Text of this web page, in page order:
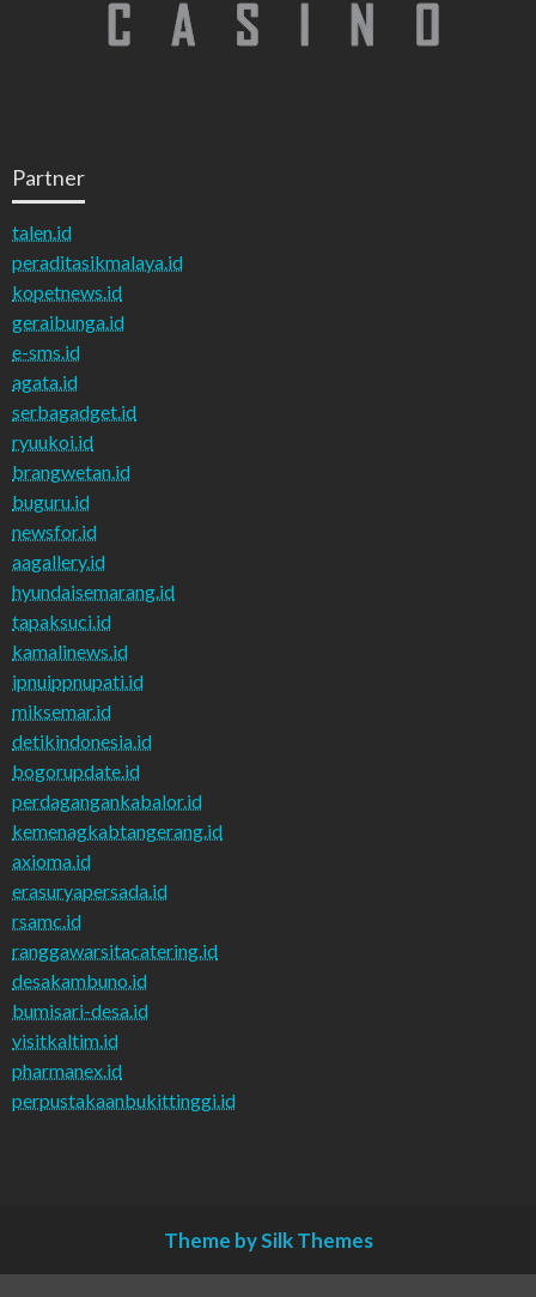
Partner
talen.id
peraditasikmalaya.id
kopetnews.id
geraibunga.id
e-sms.id
agata.id
serbagadget.id
ryuukoi.id
brangwetan.id
buguru.id
newsfor.id
aagallery.id
hyundaisemarang.id
tapaksuci.id
kamalinews.id
ipnuippnupati.id
miksemar.id
detikindonesia.id
bogorupdate.id
perdagangankabalor.id
kemenagkabtangerang.id
axioma.id
erasuryapersada.id
rsamc.id
ranggawarsitacatering.id
desakambuno.id
bumisari-desa.id
visitkaltim.id
pharmanex.id
perpustakaanbukittinggi.id
Theme by Silk Themes